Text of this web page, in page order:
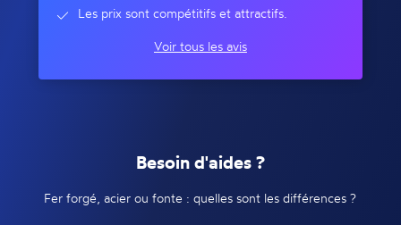
Les prix sont compétitifs et attractifs.
Voir tous les avis
Besoin d'aides ?
Fer forgé, acier ou fonte : quelles sont les différences ?